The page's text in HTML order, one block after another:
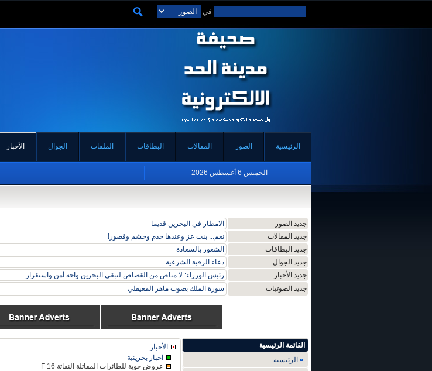
في
الرئيسية الصور المقالات البطاقات الملفات الجوال الأخبار
الخميس 6 أغسطس 2026
جديد الصور
الامطار في البحرين قديما
جديد المقالات
نعم... بنت عز وعندها خدم وحشم وقصور!
جديد البطاقات
الشعور بالسعادة
جديد الجوال
دعاء الرقية الشرعية
جديد الأخبار
رئيس الوزراء: لا مناص من القصاص لتبقى البحرين واحة أمن واستقرار
جديد الصوتيات
سورة الملك بصوت ماهر المعيقلي
القائمة الرئيسية
الرئيسية
الأخبار
اخبار بحرينية
عروض جوية للطائرات المقاتلة النفاثة F 16